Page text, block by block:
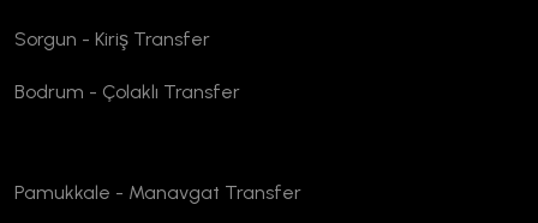
Sorgun - Kiriş Transfer
Bodrum - Çolaklı Transfer
Pamukkale - Manavgat Transfer